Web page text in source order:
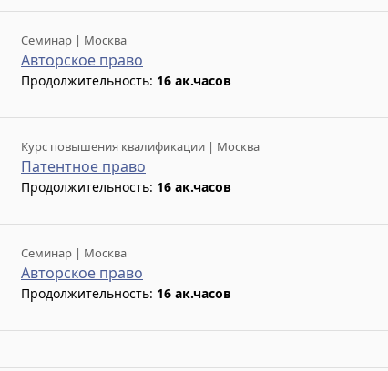
Семинар | Москва
Авторское право
Продолжительность: 16 ак.часов
Курс повышения квалификации | Москва
Патентное право
Продолжительность: 16 ак.часов
Семинар | Москва
Авторское право
Продолжительность: 16 ак.часов